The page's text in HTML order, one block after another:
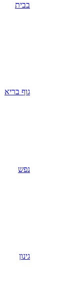
בבית
גוף בריא
נפש
גינון